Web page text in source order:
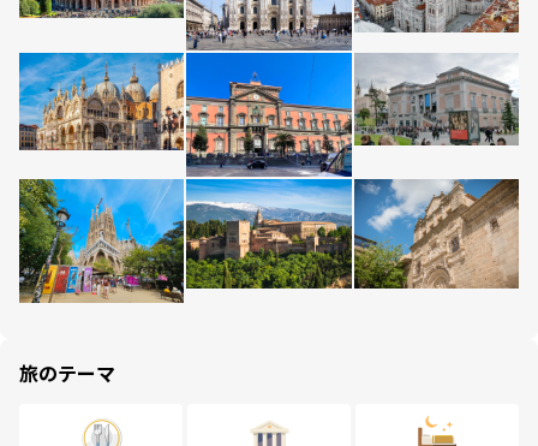
旅のテーマ